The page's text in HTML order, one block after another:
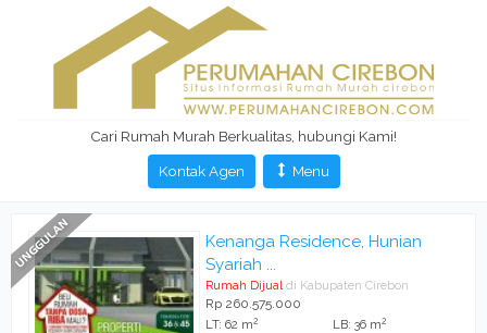
Cari Rumah Murah Berkualitas, hubungi Kami!
Kontak Agen
Menu
Kenanga Residence, Hunian
Syariah ...
Rumah Dijual di Kabupaten Cirebon
Rp 260.575.000
LT: 62 m2 LB: 36 m2